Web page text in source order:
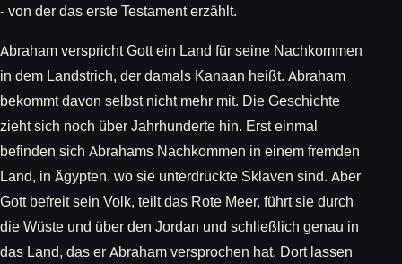
- von der das erste Testament erzählt.
Abraham verspricht Gott ein Land für seine Nachkommen
in dem Landstrich, der damals Kanaan heißt. Abraham
bekommt davon selbst nicht mehr mit. Die Geschichte
zieht sich noch über Jahrhunderte hin. Erst einmal
befinden sich Abrahams Nachkommen in einem fremden
Land, in Ägypten, wo sie unterdrückte Sklaven sind. Aber
Gott befreit sein Volk, teilt das Rote Meer, führt sie durch
die Wüste und über den Jordan und schließlich genau in
das Land, das er Abraham versprochen hat. Dort lassen